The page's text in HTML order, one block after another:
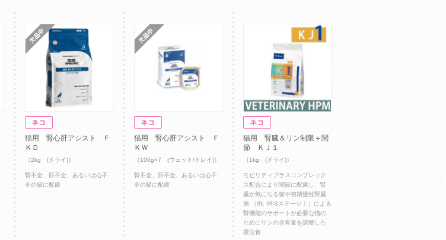
猫用 腎心肝アシスト Ｆ
ＫＤ
（2kg (ドライ)）
腎不全、肝不全、あるいは心不
全の猫に配慮
猫用 腎心肝アシスト Ｆ
ＫＷ
（100g×7 (ウェット/トレイ)）
腎不全、肝不全、あるいは心不
全の猫に配慮
猫用 腎臓＆リン制限＋関
節 ＫＪ１
（1kg (ドライ)）
モビリティプラスコンプレック
ス配合により関節に配慮し、腎
臓が気になる猫や初期慢性腎臓
病 （例: IRISステージⅠ）による
腎機能のサポートが必要な猫の
ためにリンの含有量を調整した
療法食